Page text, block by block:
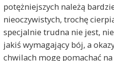
potężniejszych należą
nieoczywistych, trochę
specjalnie trudna nie jest,
jakiś wymagający bój, a
chwilach mogę pomachać